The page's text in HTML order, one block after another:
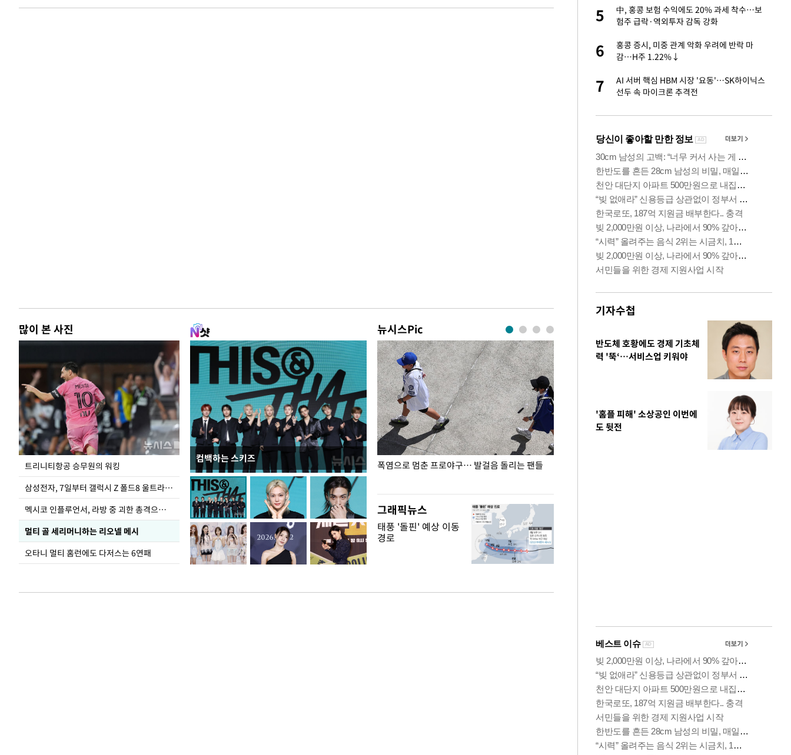
1시간 전 >손흥민, 5경기 연속골 실패…LAFC는 승부차기 끝 과달라하라 격파
많이 본 사진
트리니티항공 승무원의 워킹
삼성전자, 7일부터 갤럭시 Z 폴드8 울트라·폴드8·플립8 출시
멕시코 인플루언서, 라방 중 괴한 총격으로 사망
멀티 골 세리머니하는 리오넬 메시
오타니 멀티 홈런에도 다저스는 6연패
컴백하는 스키즈
뉴시스Pic
입추 하루 앞둔 전남광주… 열화상 카메라에 담긴
폭염
폭염으로 멈춘 프로야구… 발걸음 돌리는 팬들
그래픽뉴스
태풍 '돌핀' 예상 이동
경로
5
효린 "절친에게 남친 빼앗겨…지금이라면 가
5
中, 홍콩 보험 수익에도 20% 과세 착수…보
험주 급락·역외투자 감독 강화
6
홍콩 증시, 미중 관계 악화 우려에 반락 마
감…H주 1.22%↓
7
AI 서버 핵심 HBM 시장 '요동'…SK하이닉스
선두 속 마이크론 추격전
기자수첩
반도체 호황에도 경제 기초체
력 '뚝‘…서비스업 키워야
'홈플 피해' 소상공인 이번에
도 뒷전